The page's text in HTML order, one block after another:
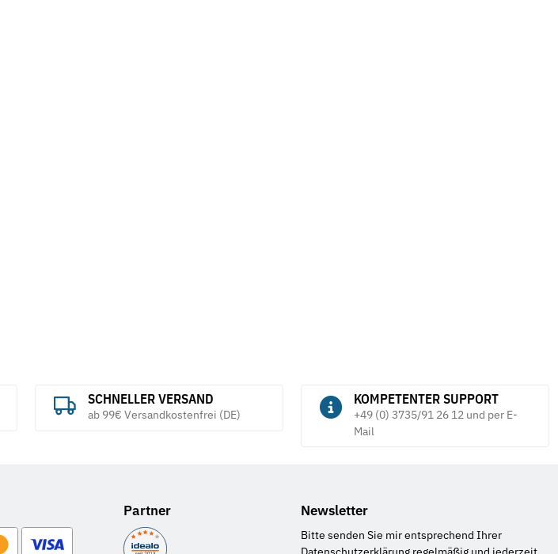
SCHNELLER VERSAND
ab 99€ Versandkostenfrei (DE)
KOMPETENTER SUPPORT
+49 (0) 3735/91 26 12 und per E-
Mail
Partner Newsletter
Bitte senden Sie mir entsprechend Ihrer